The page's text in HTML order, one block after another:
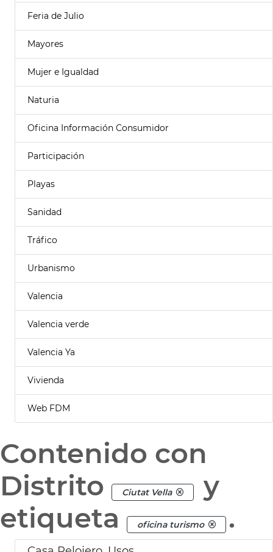
Feria de Julio
Mayores
Mujer e Igualdad
Naturia
Oficina Información Consumidor
Participación
Playas
Sanidad
Tráfico
Urbanismo
Valencia
Valencia verde
Valencia Ya
Vivienda
Web FDM
Contenido con
Distrito
Ciutat Vella
y
etiqueta
oficina turismo .